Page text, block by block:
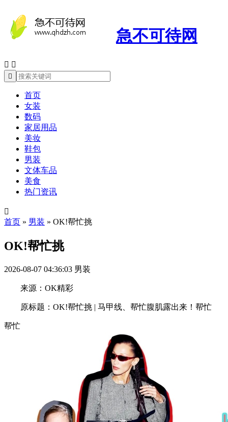
急不可待网
 

首页
女装
数码
家居用品
美妆
鞋包
男装
文体车品
美食
热门资讯

首页 » 男装 » OK!帮忙挑
OK!帮忙挑
2026-08-07 04:36:03 男装
来源：OK精彩
原标题：OK!帮忙挑 | 马甲线、帮忙腹肌露出来！帮忙
帮忙